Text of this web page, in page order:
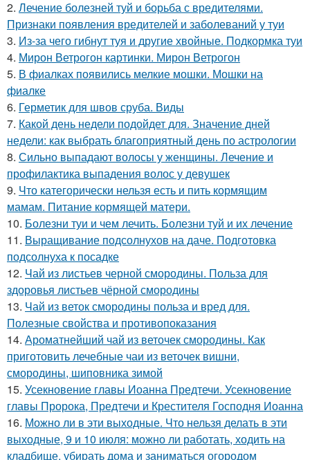
2. Лечение болезней туй и борьба с вредителями.
Признаки появления вредителей и заболеваний у туи
3. Из-за чего гибнут туя и другие хвойные. Подкормка туи
4. Мирон Ветрогон картинки. Мирон Ветрогон
5. В фиалках появились мелкие мошки. Мошки на
фиалке
6. Герметик для швов сруба. Виды
7. Какой день недели подойдет для. Значение дней
недели: как выбрать благоприятный день по астрологии
8. Сильно выпадают волосы у женщины. Лечение и
профилактика выпадения волос у девушек
9. Что категорически нельзя есть и пить кормящим
мамам. Питание кормящей матери.
10. Болезни туи и чем лечить. Болезни туй и их лечение
11. Выращивание подсолнухов на даче. Подготовка
подсолнуха к посадке
12. Чай из листьев черной смородины. Польза для
здоровья листьев чёрной смородины
13. Чай из веток смородины польза и вред для.
Полезные свойства и противопоказания
14. Ароматнейший чай из веточек смородины. Как
приготовить лечебные чаи из веточек вишни,
смородины, шиповника зимой
15. Усекновение главы Иоанна Предтечи. Усекновение
главы Пророка, Предтечи и Крестителя Господня Иоанна
16. Можно ли в эти выходные. Что нельзя делать в эти
выходные, 9 и 10 июля: можно ли работать, ходить на
кладбище, убирать дома и заниматься огородом